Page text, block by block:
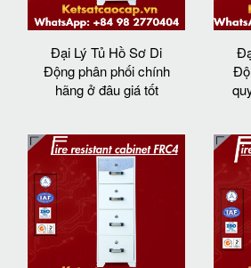
Đại Lý Tủ Hồ Sơ Di
Động phân phối chính
hãng ở đâu giá tốt